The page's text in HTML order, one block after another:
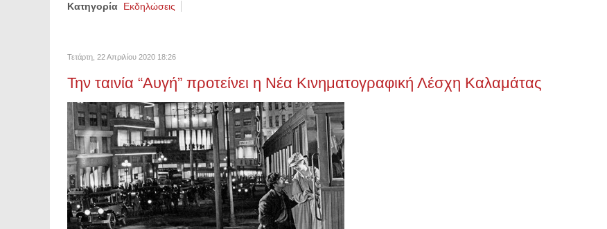
Κατηγορία Εκδηλώσεις
Τετάρτη, 22 Απριλίου 2020 18:26
Την ταινία “Αυγή” προτείνει η Νέα Κινηματογραφική Λέσχη Καλαμάτας